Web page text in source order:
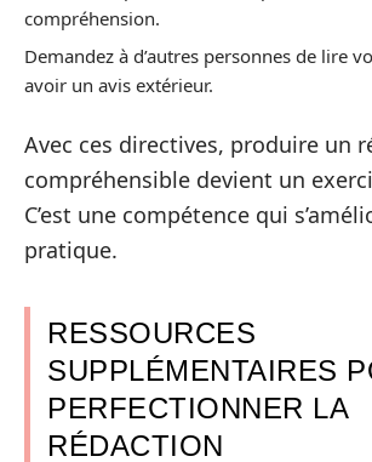
compréhension.
Demandez à d’autres personnes de lire
avoir un avis extérieur.
Avec ces directives, produire un
compréhensible devient un
C’est une compétence qui
pratique.
RESSOURCES
SUPPLÉMENTAIRES
PERFECTIONNER LA
RÉDACTION